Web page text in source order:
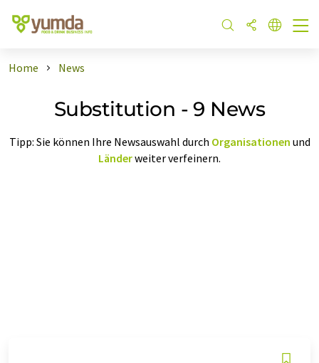
Home News
Substitution - 9 News
Tipp: Sie können Ihre Newsauswahl durch Organisationen und
Länderweiter verfeinern.